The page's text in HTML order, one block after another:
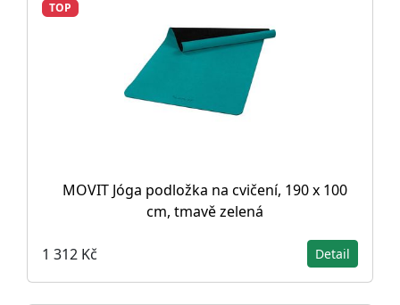
TOP
MOVIT Jóga podložka na cvičení, 190 x 100
cm, tmavě zelená
1 312 Kč Detail